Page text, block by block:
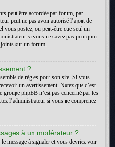
peut être accordée par forum, par
peut ne pas avoir autorisé l’ajout de
vous postez, ou peut-être que seul un
si vous ne savez pas pourquoi
joints sur un forum.
?
de règles pour son site. Si vous
un avertissement. Notez que c’est
groupe phpBB n’est pas concerné par les
l’administrateur si vous ne comprenez
à un modérateur ?
message à signaler et vous devriez voir